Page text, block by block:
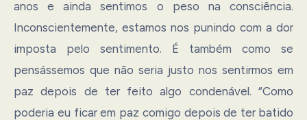
anos e ainda sentimos o peso na consciência.
Inconscientemente, estamos nos punindo com a dor
imposta pelo sentimento. É também como se
pensássemos que não seria justo nos sentirmos em
paz depois de ter feito algo condenável. “Como
poderia eu ficar em paz comigo depois de ter batido